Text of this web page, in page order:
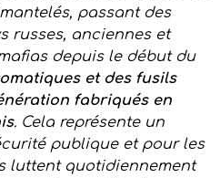
passant des
russes, anciennes et
depuis le début du
et des fusils
fabriqués en
. Cela représente un
publique et pour les
luttent quotidiennement